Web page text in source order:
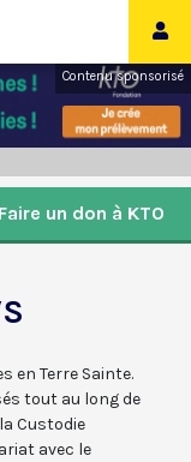
Contenu sponsorisé
Faire un don à KTO
en Terre Sainte.
tout au long de
Custodie
avec le